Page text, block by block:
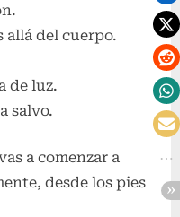
allá del cuerpo.
de luz.
salvo.
a comenzar a
desde los pies